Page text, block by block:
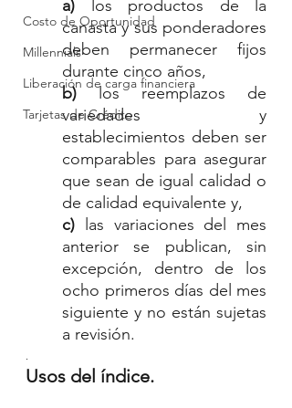
Costo de Oportunidad
Millennials
Liberación de carga financiera
Tarjetas de Crédito
a)
los productos de la
canasta y sus ponderadores
deben permanecer fijos
durante cinco años,
b) los reemplazos de
variedades y
establecimientos deben ser
comparables para asegurar
que sean de igual calidad o
de calidad equivalente y,
c) las variaciones del mes
anterior se publican, sin
excepción, dentro de los
ocho primeros días del mes
siguiente y no están sujetas
a revisión.
.
Usos del índice.